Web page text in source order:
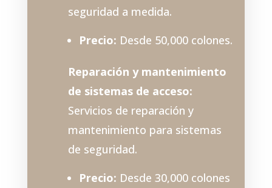
seguridad a medida.
Precio: Desde 50,000 colones.
Reparación y mantenimiento
de sistemas de acceso:
Servicios de reparación y
mantenimiento para sistemas
de seguridad.
Precio: Desde 30,000 colones